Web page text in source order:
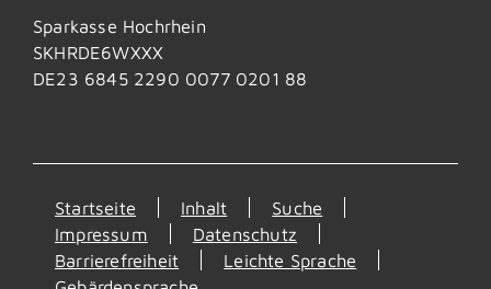
Sparkasse Hochrhein
SKHRDE6WXXX
DE23 6845 2290 0077 0201 88
Startseite Inhalt
Suche
Impressum
Datenschutz
Barrierefreiheit
Leichte Sprache